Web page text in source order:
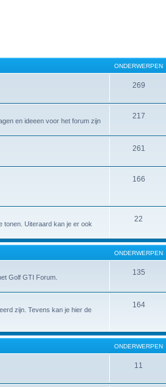
ONDERWERPEN
269
en ideeen voor het forum zijn
217
261
166
tonen. Uiteraard kan je er ook
22
ONDERWERPEN
Golf GTI Forum.
135
zijn. Tevens kan je hier de
164
ONDERWERPEN
11